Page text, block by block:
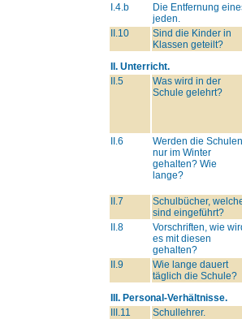
I.4.b
Die Entfernung
jeden.
II.10
Sind die Kinder in
Klassen geteilt?
II. Unterricht.
II.5
Was wird in der
Schule gelehrt?
II.6
Werden die Schulen
nur im Winter
gehalten? Wie
lange?
II.7
Schulbücher,
sind eingeführt?
II.8
Vorschriften, wie
es mit diesen
gehalten?
II.9
Wie lange dauert
täglich die Schule?
III. Personal-Verhältnisse.
III.11
Schullehrer.